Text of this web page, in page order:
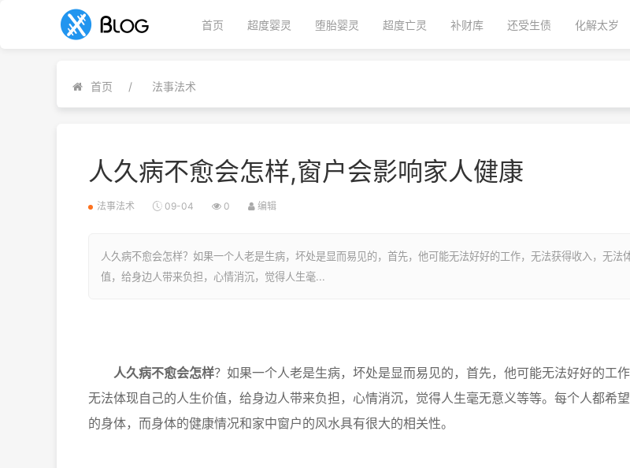
首页 超度婴灵 堕胎婴灵 超度亡灵 补财库 还受生债 化解太岁
首页 法事法术
人久病不愈会怎样,窗户会影响家人健康
法事法术 09-04 0 编辑
人久病不愈会怎样？如果一个人老是生病，坏处是显而易见的，首先，他可能无法好好的工作，无法获得收入，无法
值，给身边人带来负担，心情消沉，觉得人生毫...
人久病不愈会怎样？如果一个人老是生病，坏处是显而易见的，首先，他可能无法好好的工作
无法体现自己的人生价值，给身边人带来负担，心情消沉，觉得人生毫无意义等等。每个人都希
的身体，而身体的健康情况和家中窗户的风水具有很大的相关性。